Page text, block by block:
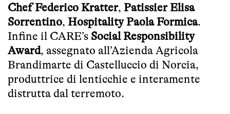
Chef Federico Kratter, Patissier Elisa
Sorrentino, Hospitality Paola Formica.
Infine il CARE’s Social Responsibility
Award, assegnato all’Azienda Agricola
Brandimarte di Castelluccio di Norcia,
produttrice di lenticchie e interamente
distrutta dal terremoto.